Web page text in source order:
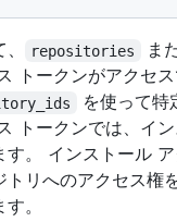
repositories ま
トークンがアクセ
を使って特
トークンでは、イ
す。 インストール
トリへのアクセス権
。